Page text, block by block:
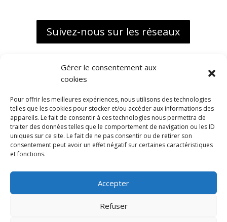
Gérer le consentement aux
cookies
Pour offrir les meilleures expériences, nous utilisons des technologies
telles que les cookies pour stocker et/ou accéder aux informations des
appareils. Le fait de consentir à ces technologies nous permettra de
traiter des données telles que le comportement de navigation ou les ID
uniques sur ce site. Le fait de ne pas consentir ou de retirer son
consentement peut avoir un effet négatif sur certaines caractéristiques
et fonctions.
Accepter
Refuser
Suivez-nous sur les réseaux
Biokap, une marque distribuée
en exclusivité France par